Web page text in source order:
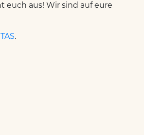
euch aus! Wir sind auf eure
.